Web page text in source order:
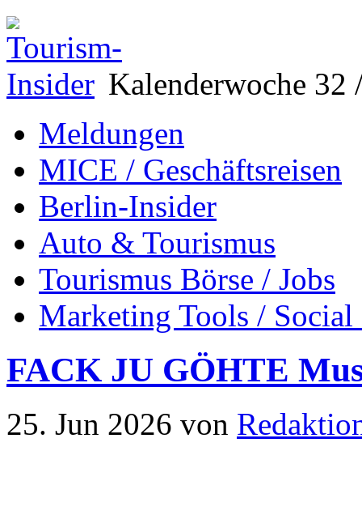
Kalenderwoche 32
Meldungen
MICE / Geschäftsreisen
Berlin-Insider
Auto & Tourismus
Tourismus Börse / Jobs
Marketing Tools /
FACK JU GÖHTE
25. Jun 2026 von